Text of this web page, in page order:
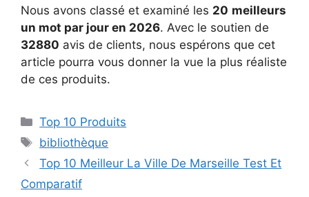
Nous avons classé et examiné les 20 meilleurs
un mot par jour en 2026. Avec le soutien de
32880 avis de clients, nous espérons que cet
article pourra vous donner la vue la plus réaliste
de ces produits.
Top 10 Produits
bibliothèque
Top 10 Meilleur La Ville De Marseille Test Et
Comparatif